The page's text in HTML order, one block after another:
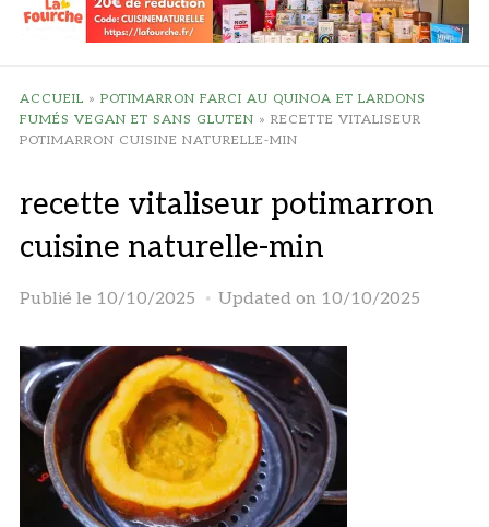
ACCUEIL » POTIMARRON FARCI AU QUINOA ET LARDONS
FUMÉS VEGAN ET SANS GLUTEN » RECETTE VITALISEUR
POTIMARRON CUISINE NATURELLE-MIN
recette vitaliseur potimarron
cuisine naturelle-min
Publié le 10/10/2025 Updated on 10/10/2025